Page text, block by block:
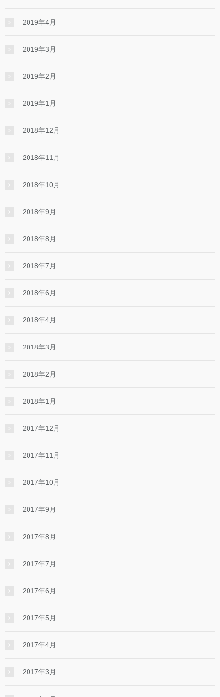
2019年4月
2019年3月
2019年2月
2019年1月
2018年12月
2018年11月
2018年10月
2018年9月
2018年8月
2018年7月
2018年6月
2018年4月
2018年3月
2018年2月
2018年1月
2017年12月
2017年11月
2017年10月
2017年9月
2017年8月
2017年7月
2017年6月
2017年5月
2017年4月
2017年3月